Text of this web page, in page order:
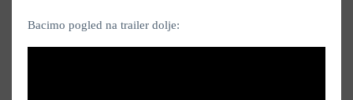
Bacimo pogled na trailer dolje: